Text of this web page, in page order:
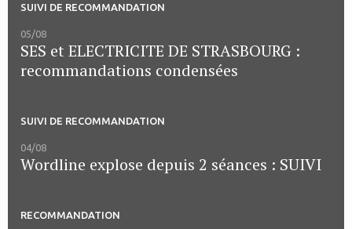
SUIVI DE RECOMMANDATION
05/08
SES et ELECTRICITE DE STRASBOURG :
recommandations condensées
SUIVI DE RECOMMANDATION
04/08
Wordline explose depuis 2 séances : SUIVI
RECOMMANDATION